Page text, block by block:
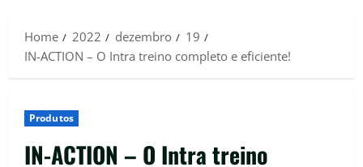
Home
2022 dezembro
19
IN-ACTION – O Intra treino completo e eficiente!
Produtos
IN-ACTION – O Intra treino